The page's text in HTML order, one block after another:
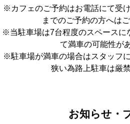
※カフェのご予約はお電話にて受
までのご予約の方へは
※当駐車場は7台程度のスペースに
て満車の可能性が
※駐車場が満車の場合はスタッフ
狭い為路上駐車は厳
お知らせ・